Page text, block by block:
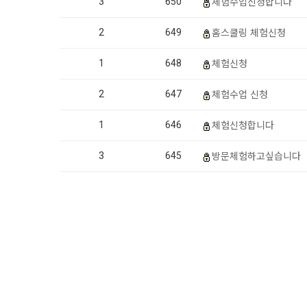
2 649 홈스쿨링 체험신청
1 648 체험신청
2 647 체험수업 신청
1 646 체험신청합니다
3 645 방문체험하고싶습니다